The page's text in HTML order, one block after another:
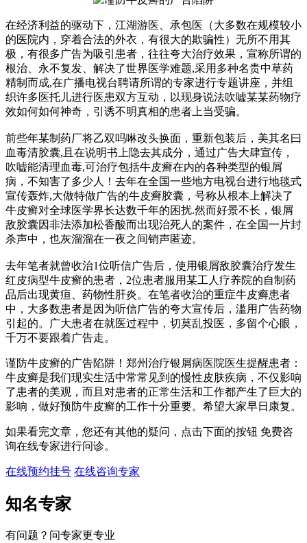
在经济利益的驱动下，江湖游医、承包医（大多数在规模较小
的医院内，穿着合法的外衣，有很大的欺骗性）无所不用其
极，有很多广告为吸引患者，往往夸大治疗效果，宣称所谓的
根治、永不复发、解决了世界医学难题,采用多种名贵中草药
精制而成,在广播电视台聘请所谓的专家进行专题讲座，并组
织许多医托儿进行医患双方互动，以现身说法吹嘘某某药物疗
效如何如何神奇，引诱不明真相的患者上当受骗。
前些年某制药厂将乙双吗啉改头换面，重新包装后，美其名曰
血毒清胶囊,且在说明书上隐去其成分，通过广告大肆宣传，
吹嘘能清理血毒,可治疗包括牛皮癣在内的各种类型的银屑
病，不知害了多少人！去年在全国一些地方电视台进行地毯式
宣传轰炸,大做特做广告的牛皮癣胶囊，号称从根本上解决了
牛皮癣对全球医学界长达数千年的困扰.然而好景不长，银屑
敌胶囊因非法添加松香酸而出现治死人的案件，在全国一片封
杀声中，也灰溜溜在一夜之间销声匿迹。
去年笔者就曾收治1位听信广告后，使用银屑敌胶囊治疗发生
红皮病型牛皮癣的患者，2位患者服用某工人疗养院的自制药
品后出现黄疸、药物性肝炎。在笔者收治的重症牛皮癣患者
中，大多数患者是因为听信广告的夸大宣传后，滥用广告药物
引起的。广大患者在就医过程中，切莫乱投医，多留个心眼，
千万不要跟着广告走。
谨防牛皮癣的广告陷阱！郑州治疗银屑病医院医生提醒患者：
牛皮癣是我们现实生活中常常见到的慢性皮肤疾病，不仅影响
了患者的美观，而且对患者的正常生活和工作都产生了巨大的
影响，做好预防牛皮癣的工作十分重要。希望大家早日康复。
如果看完文章，您还有其他的疑问，点击下面的按钮 免费咨
询在线专家进行问诊。
在线预约挂号 在线咨询专家
知名专家
有问题？问专家更专业